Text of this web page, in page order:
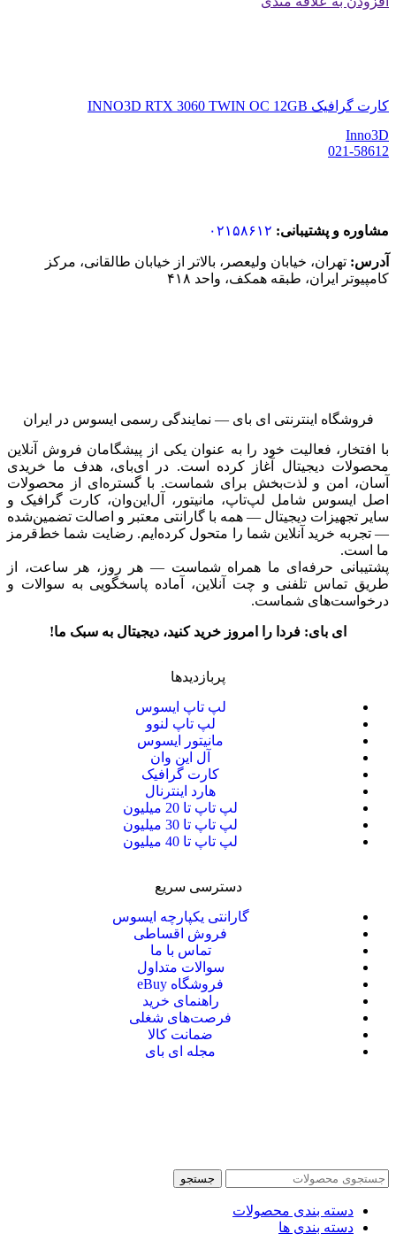
کارت گرافیک INNO3D RTX 3060 TWIN OC 12GB
Inno3D
021-58612
مشاوره و پشتیبانی: ۰۲۱۵۸۶۱۲
آدرس: تهران، خیابان ولیعصر، بالاتر از خیابان طالقانی، مرکز
کامپیوتر ایران، طبقه همکف، واحد ۴۱۸
فروشگاه اینترنتی ای‌ بای — نمایندگی رسمی ایسوس در ایران
با افتخار، فعالیت خود را به عنوان یکی از پیشگامان فروش آنلاین
محصولات دیجیتال آغاز کرده است. در ای‌بای، هدف ما خریدی
آسان، امن و لذت‌بخش برای شماست. با گستره‌ای از محصولات
اصل ایسوس شامل لپ‌تاپ، مانیتور، آل‌این‌وان، کارت گرافیک و
سایر تجهیزات دیجیتال — همه با گارانتی معتبر و اصالت تضمین‌شده
— تجربه خرید آنلاین شما را متحول کرده‌ایم. رضایت شما خط‌قرمز
ما است.
پشتیبانی حرفه‌ای ما همراه شماست — هر روز، هر ساعت، از
طریق تماس تلفنی و چت آنلاین، آماده پاسخگویی به سوالات و
درخواست‌های شماست.
ای بای: فردا را امروز خرید کنید، دیجیتال به سبک ما!
پربازدیدها
لپ تاپ ایسوس
لپ تاپ لنوو
مانیتور ایسوس
آل این وان
کارت گرافیک
هارد اینترنال
لپ تاپ تا 20 میلیون
لپ تاپ تا 30 میلیون
لپ تاپ تا 40 میلیون
دسترسی سریع
گارانتی یکپارچه ایسوس
فروش اقساطی
تماس با ما
سوالات متداول
فروشگاه eBuy
راهنمای خرید
فرصت‌های شغلی
ضمانت کالا
مجله ای بای
جستجو
دسته بندی محصولات
دسته بندی ها